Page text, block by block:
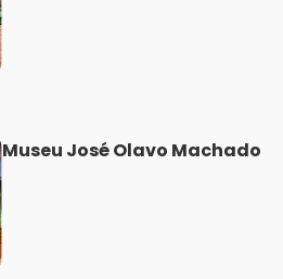
Museu José Olavo Machado